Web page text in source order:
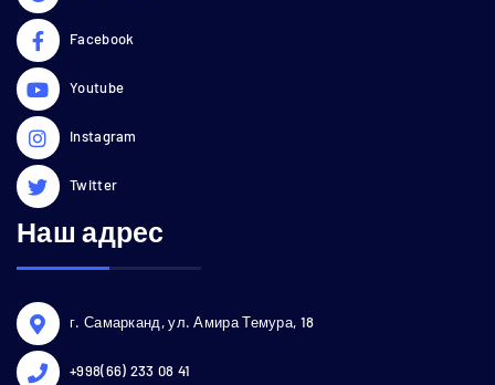
Facebook
Youtube
Instagram
Twitter
Наш адрес
г. Самарканд, ул. Амира Темура, 18
+998(66) 233 08 41